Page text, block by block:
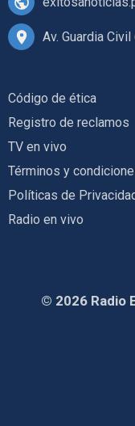
Av. Guardia
Código de ética
Registro de reclamos
TV en vivo
Términos y
Políticas de
Radio en vivo
© 2026 Radio